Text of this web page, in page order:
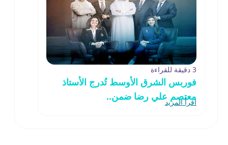
3 دقيقة للقراءة
فوربس الشرق الأوسط تُدرج الأستاذ
معتصم علي رضا ضمن..
اقرأ المزيد